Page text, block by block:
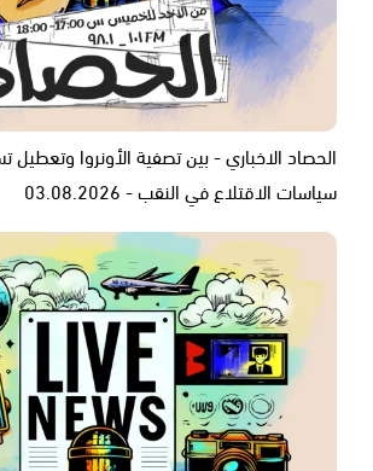
الحصاد الاخباري - بين تصفية الأونروا
سياسات الاقتلاع في النقب - 03.08.2026